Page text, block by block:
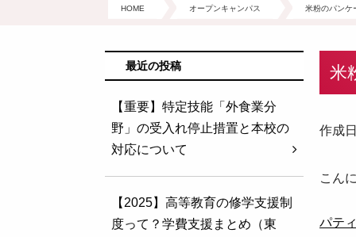
HOME オープンキャンパス 米粉のパンケ
米
作成
こん
パテ
最近の投稿
【重要】特定技能「外食業分
野」の受入れ停止措置と本校の
対応について
【2025】高等教育の修学支援制
度って？学費支援まとめ（東